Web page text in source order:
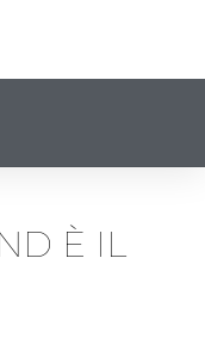
È IL